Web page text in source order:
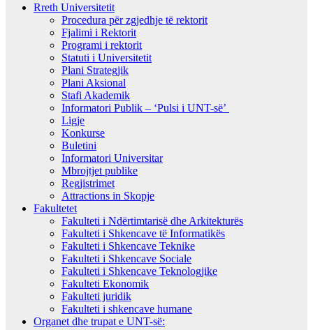
Rreth Universitetit
Procedura për zgjedhje të rektorit
Fjalimi i Rektorit
Programi i rektorit
Statuti i Universitetit
Plani Strategjik
Plani Aksional
Stafi Akademik
Informatori Publik – ‘Pulsi i UNT-së’
Ligje
Konkurse
Buletini
Informatori Universitar
Mbrojtjet publike
Regjistrimet
Attractions in Skopje
Fakultetet
Fakulteti i Ndërtimtarisë dhe Arkitekturës
Fakulteti i Shkencave të Informatikës
Fakulteti i Shkencave Teknike
Fakulteti i Shkencave Sociale
Fakulteti i Shkencave Teknologjike
Fakulteti Ekonomik
Fakulteti juridik
Fakulteti i shkencave humane
Organet dhe trupat e UNT-së: